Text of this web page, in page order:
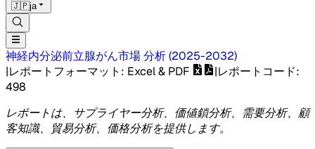
🇯🇵ja
神経内分泌前立腺がん市場分析(2025-2032)
|レポートフォーマット : Excel & PDF |レポートコード:
498
レポートは、サプライヤー分析、価値鎖分析、需要分析、顧
客知識、貿易分析、価格分析を提供します。